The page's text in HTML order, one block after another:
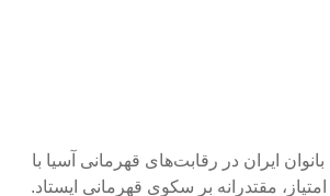
ایران در رقابت‌های قهرمانی آسیا با